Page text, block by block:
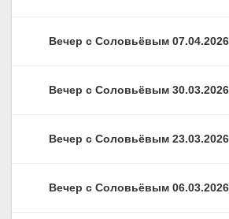
Вечер с Соловьёвым
Вечер с Соловьёвым
Вечер с Соловьёвым
Вечер с Соловьёвым